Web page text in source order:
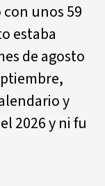
unos 59
estaba
de agosto
y
2026 y ni fu